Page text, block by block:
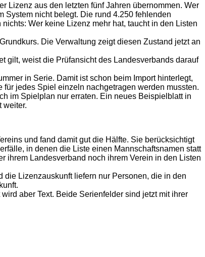
Lizenz aus den letzten fünf Jahren übernommen. Wer
System nicht belegt. Die rund 4.250 fehlenden
Wer keine Lizenz mehr hat, taucht in den Listen
Die Verwaltung zeigt diesen Zustand jetzt an
gilt, weist die Prüfansicht des Landesverbands darauf
in Serie. Damit ist schon beim Import hinterlegt,
jedes Spiel einzeln nachgetragen werden mussten.
im Spielplan nur erraten. Ein neues Beispielblatt in
weiter.
und fand damit gut die Hälfte. Sie berücksichtigt
in denen die Liste einen Mannschaftsnamen statt
ihrem Landesverband noch ihrem Verein in den Listen
Lizenzauskunft liefern nur Personen, die in den
aber Text. Beide Serienfelder sind jetzt mit ihrer